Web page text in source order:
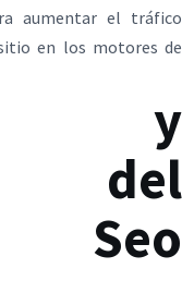
aumentar el tráfico
en los motores de
y
del